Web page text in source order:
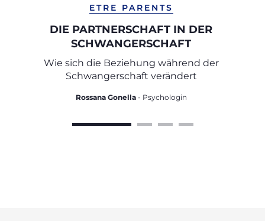
ETRE PARENTS
DIE PARTNERSCHAFT IN DER
SCHWANGERSCHAFT
Wie sich die Beziehung während der
Schwangerschaft verändert
Rossana Gonella - Psychologin